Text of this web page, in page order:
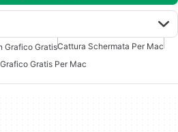
Grafico GratisCattura Schermata Per Mac
Gratis Per Mac